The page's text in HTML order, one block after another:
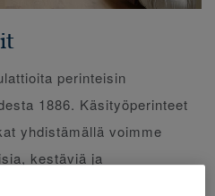
perinteisin
1886. Käsityöperinteet
yhdistämällä voimme
kestäviä ja